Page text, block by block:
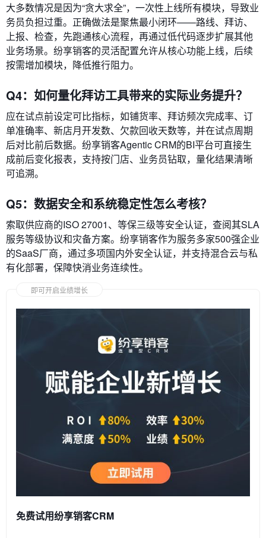
大多数情况是因为“贪大求全”，一次性上线所有模块，导致业
务员负担过重。正确做法是聚焦最小闭环——路线、拜访、
上报、检查，先跑通核心流程，再通过低代码逐步扩展其他
业务场景。纷享销客的灵活配置允许从核心功能上线，后续
按需增加模块，降低推行阻力。
Q4：如何量化拜访工具带来的实际业务提升？
应在试点前设定可比指标，如铺货率、拜访频次完成率、订
单准确率、新店月开发数、欠款回收天数等，并在试点周期
后对比前后数据。纷享销客Agentic CRM的BI平台可直接生
成前后变化报表，支持按门店、业务员钻取，量化结果清晰
可追溯。
Q5：数据安全和系统稳定性怎么考核？
索取供应商的ISO 27001、等保三级等安全认证，查阅其SLA
服务等级协议和灾备方案。纷享销客作为服务多家500强企业
的SaaS厂商，通过多项国内外安全认证，并支持混合云与私
有化部署，保障快消业务连续性。
即可开启业绩增长
免费试用纷享销客CRM